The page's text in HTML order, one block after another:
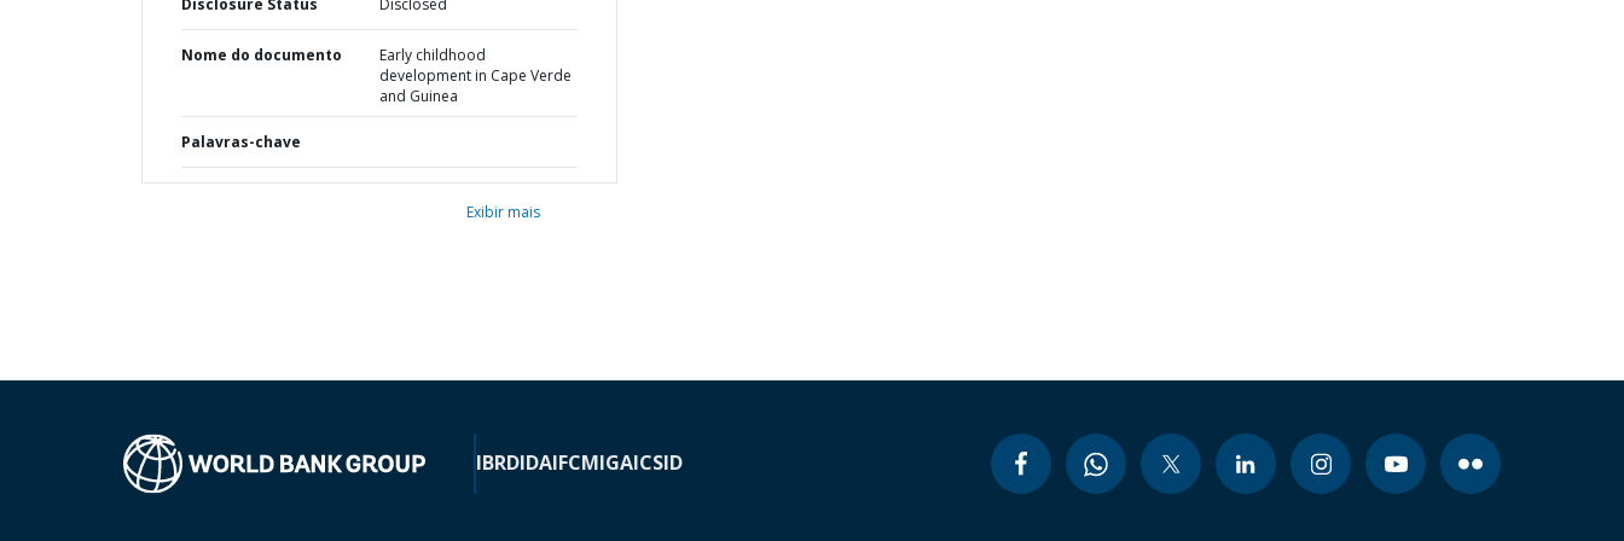
Disclosure Status Disclosed
Nome do documento
Early childhood
development in Cape Verde
and Guinea
Palavras-chave
Exibir mais
IBRDIDAIFCMIGAICSID